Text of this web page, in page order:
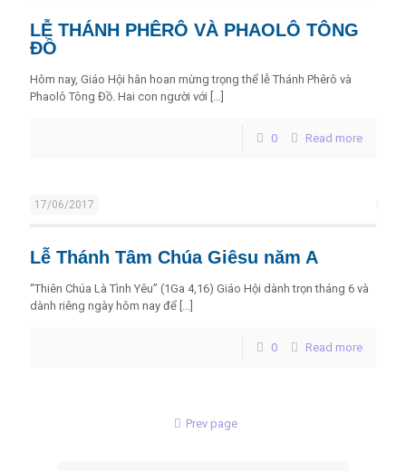
LỄ THÁNH PHÊRÔ VÀ PHAOLÔ TÔNG
ĐỒ
Hôm nay, Giáo Hội hân hoan mừng trọng thể lễ Thánh Phêrô và
Phaolô Tông Đồ. Hai con người với […]
0 Read more
17/06/2017
Lễ Thánh Tâm Chúa Giêsu năm A
“Thiên Chúa Là Tình Yêu” (1Ga 4,16) Giáo Hội dành trọn tháng 6 và
dành riêng ngày hôm nay để […]
0 Read more
Prev page